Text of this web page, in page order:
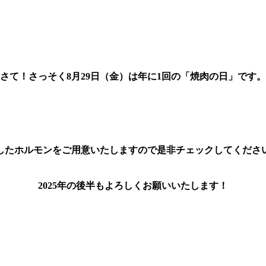
たホルモンをご用意いたしますので是非チェックしてくださ
2025年の後半もよろしくお願いいたします！